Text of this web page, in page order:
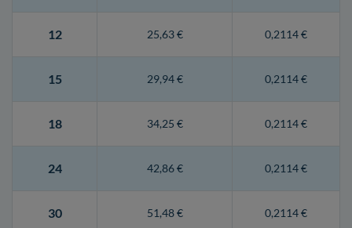
12 25,63 € 0,2114 €
15 29,94 € 0,2114 €
18 34,25 € 0,2114 €
24 42,86 € 0,2114 €
30 51,48 € 0,2114 €